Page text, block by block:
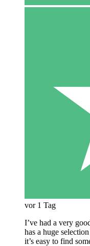
vor 1 Tag
I’ve had a very
has a huge
it’s easy to find